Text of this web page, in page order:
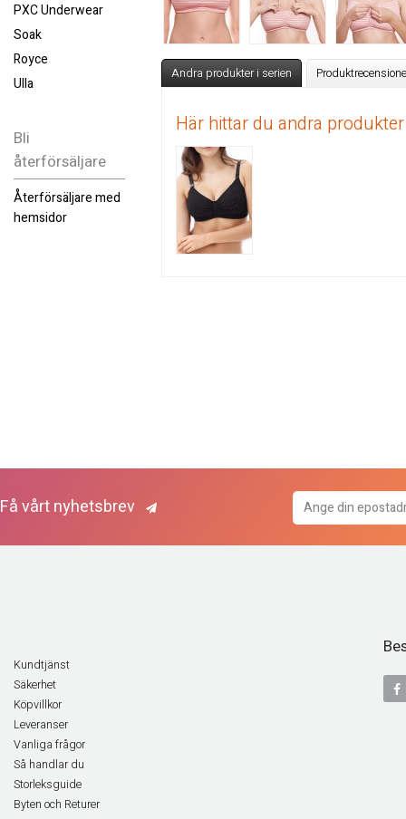
PXC Underwear
Soak
Royce
Ulla
Bli
återförsäljare
Återförsäljare med
hemsidor
Andra produkter i serien
Här hittar du andra
Få vårt nyhetsbrev
Kundtjänst
Säkerhet
Köpvillkor
Leveranser
Vanliga frågor
Så handlar du
Storleksguide
Byten och Returer